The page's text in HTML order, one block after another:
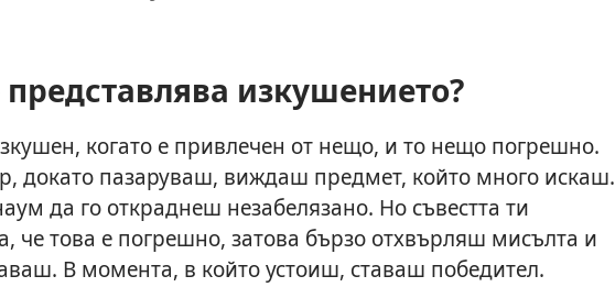
изкушението?
когато е привлечен от нещо, и то нещо погрешно.
докато пазаруваш, виждаш предмет, който много искаш.
да го откраднеш незабелязано. Но съвестта ти
че това е погрешно, затова бързо отхвърляш мисълта и
В момента, в който устоиш, ставаш победител.